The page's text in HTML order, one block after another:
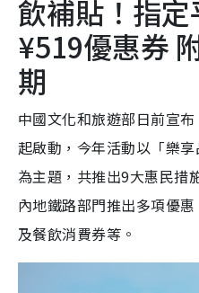
飲補貼！指
¥519優惠券
期
中國文化和旅遊部日前宣
起啟動，今年活動以「樂享
為主題，共推出9大惠民措
內地鐵路部門推出多項優
及餐飲消費券等。